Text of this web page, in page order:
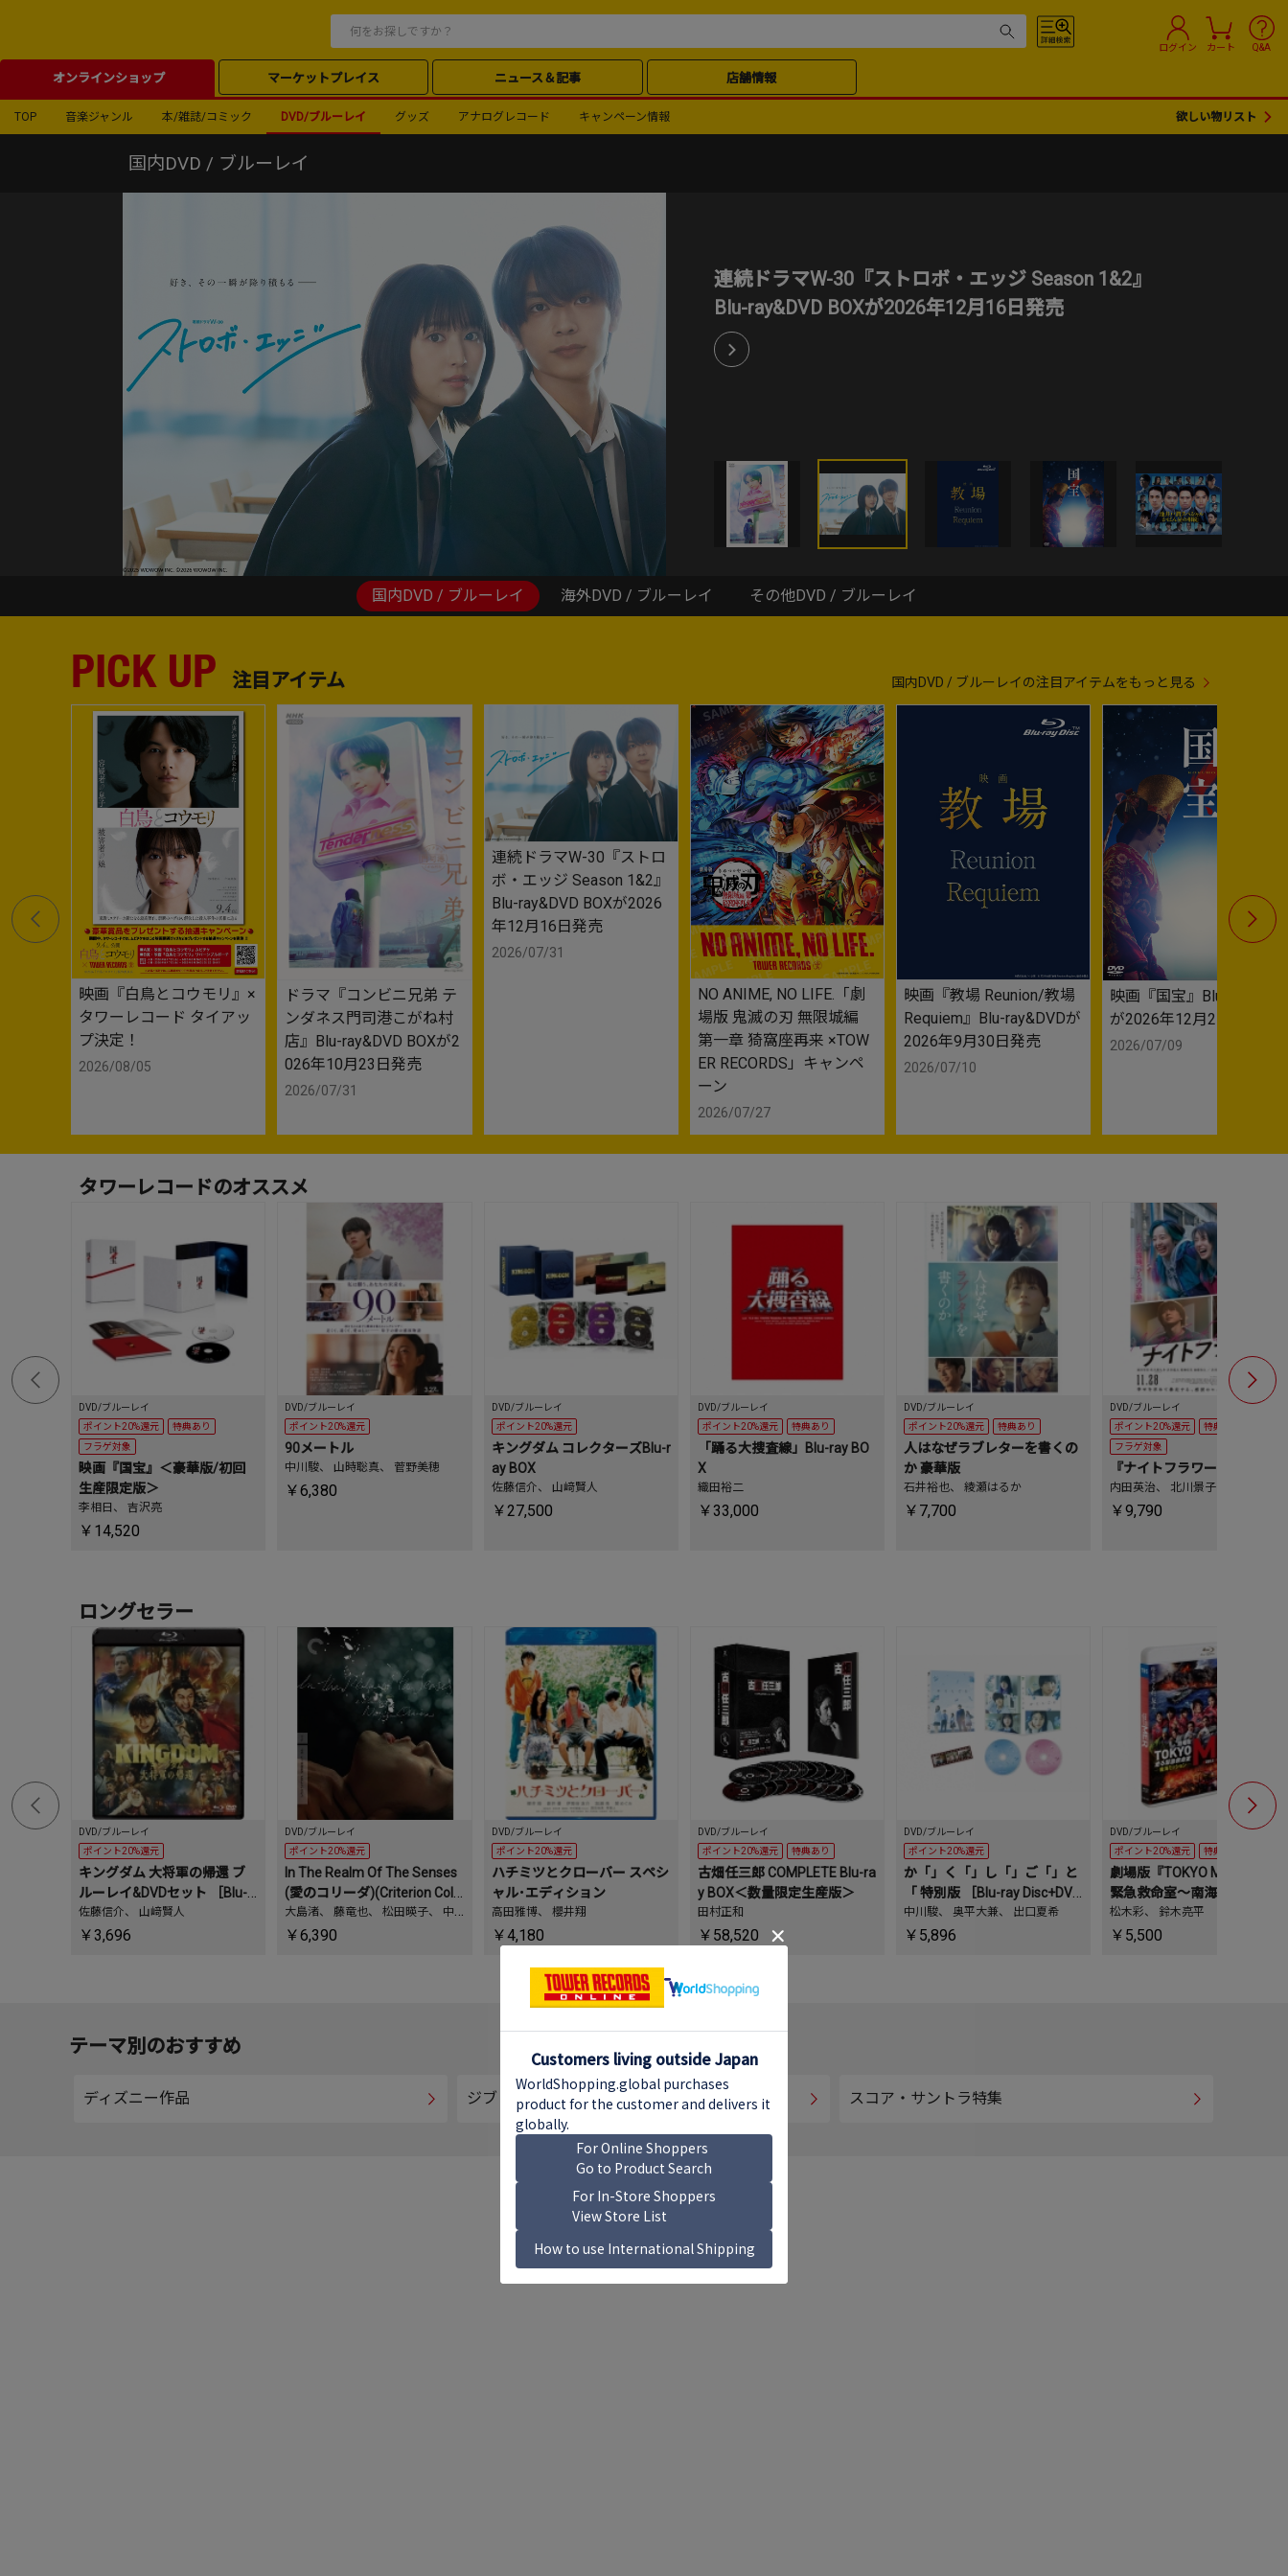
ログイン カート Q&A
オンラインショップ マーケットプレイス ニュース＆記事 店舗情報
TOP 音楽ジャンル 本/雑誌/コミック DVD/ブルーレイ グッズ アナログレコード キャンペーン情報 欲しい物リスト
国内DVD / ブルーレイ
連続ドラマW-30『ストロボ・エッジ Season 1&2』
Blu-ray&DVD BOXが2026年12月16日発売
国内DVD / ブルーレイ 海外DVD / ブルーレイ その他DVD / ブルーレイ
PICK UP 注目アイテム 国内DVD / ブルーレイの注目アイテムをもっと見る
映画『白鳥とコウモリ』×
タワーレコード タイアッ
プ決定！
2026/08/05
ドラマ『コンビニ兄弟 テ
ンダネス門司港こがね村
店』Blu-ray&DVD BOXが2
026年10月23日発売
2026/07/31
連続ドラマW-30『ストロ
ボ・エッジ Season 1&2』
Blu-ray&DVD BOXが2026
年12月16日発売
2026/07/31
NO ANIME, NO LIFE.「劇
場版 鬼滅の刃 無限城編
第一章 猗窩座再来 ×TOW
ER RECORDS」キャンペ
ーン
2026/07/27
映画『教場 Reunion/教場
Requiem』Blu-ray&DVDが
2026年9月30日発売
2026/07/10
映画『国宝』Blu-
が2026年12月2日発売
2026/07/09
タワーレコードのオススメ
DVD/ブルーレイ
ポイント20%還元
特典あり
フラゲ対象
映画『国宝』＜豪華版/初回
生産限定版＞
李相日 、 吉沢亮
￥14,520
DVD/ブルーレイ
ポイント20%還元
90メートル
中川駿、 山時聡真、 菅野美穂
￥6,380
DVD/ブルーレイ
ポイント20%還元
キングダム コレクターズBlu-r
ay BOX
佐藤信介、 山﨑賢人
￥27,500
DVD/ブルーレイ
ポイント20%還元
特典あり
「踊る大捜査線」Blu-ray BO
X
織田裕二
￥33,000
DVD/ブルーレイ
ポイント20%還元
特典あり
人はなぜラブレターを書くの
か 豪華版
石井裕也、綾瀬はるか
￥7,700
DVD/ブルーレイ
ポイント20%還元
特典あり
フラゲ対象
『ナイトフラワー』 豪華版
内田英治、 北川景子
￥9,790
DVD/ブルー
ロングセラー
DVD/ブルーレイ
ポイント20%還元
キングダム 大将軍の帰還 ブ
ルーレイ&DVDセット ［Blu-r
ay Disc+DVD］＜通常版＞
佐藤信介、 山﨑賢人
￥3,696
DVD/ブルーレイ
ポイント20%還元
In The Realm Of The Senses
(愛のコリーダ)(Criterion Colle
ction)
大島渚、藤竜也、松田暎子、 中
島葵 、松井康子
加奈枝
￥6,390
DVD/ブルーレイ
ポイント20%還元
ハチミツとクローバー スペシ
ャル･エディション
高田雅博、 櫻井翔
￥4,180
DVD/ブルーレイ
ポイント20%還元
特典あり
古畑任三郎 COMPLETE Blu-ra
y BOX＜数量限定生産版＞
田村正和
￥58,520
DVD/ブルーレイ
ポイント20%還元
か「」く「」し「」ご「」と
「 特別版 ［Blu-ray Disc+DV
D］
中川駿、 奥平大兼、 出口夏希
￥5,896
DVD/ブルーレイ
ポイント20%還元
特典あり
劇場版『TOKYO MER～走る
緊急救命室～南海ミッショ
ン』＜通常版＞
松木彩、 鈴木亮平
￥5,500
DVD/ブルー
テーマ別のおすすめ
ディズニー作品 ジブリ作品 スコア・サントラ特集